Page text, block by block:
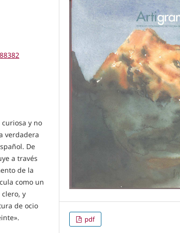
y no
verdadera
De
a través
de la
como un
y
de ocio
pdf